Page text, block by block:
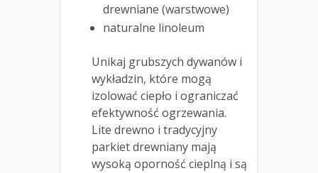
drewniane (warstwowe)
naturalne linoleum
Unikaj grubszych dywanów i
wykładzin, które mogą
izolować ciepło i ograniczać
efektywność ogrzewania.
Lite drewno i tradycyjny
parkiet drewniany mają
wysoką oporność cieplną i są